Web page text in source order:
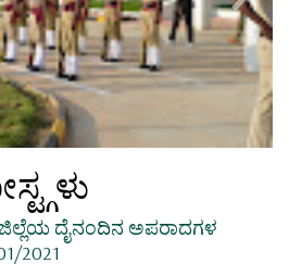
Next
ದೈನಂದಿನ ಅಪರಾದಗಳ
2021